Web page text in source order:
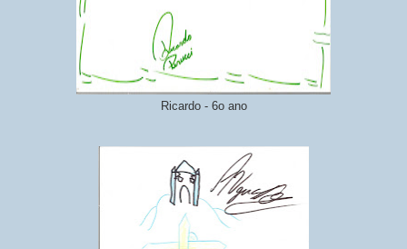
Ricardo - 6o ano